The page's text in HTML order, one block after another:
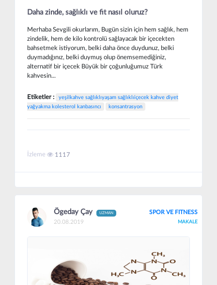
Daha zinde, sağlıklı ve fit nasıl oluruz?
Merhaba Sevgili okurlarım, Bugün sizin için hem sağlık, hem
zindelik, hem de kilo kontrolü sağlayacak bir içecekten
bahsetmek istiyorum, belki daha önce duydunuz, belki
duymadığınız, belki duymuş olup önemsemediğiniz,
alternatif bir içecek Büyük bir çoğunluğumuz Türk
kahvesin...
Etiketler :
yeşilkahve sağlıklıyaşam sağlıklıiçecek kahve diyet
yağyakma kolesterol kanbasıncı
konsantrasyon
İzleme 1117
Ögeday Çay UZMAN
20.08.2019
SPOR VE FITNESS
MAKALE